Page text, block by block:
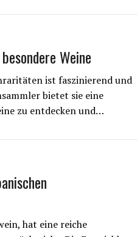
Weine
ist faszinierend und
bietet sie eine
zu entdecken und…
hat eine reiche